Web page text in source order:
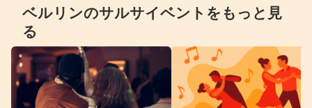
ベルリンのサルサイベントをもっと見
る